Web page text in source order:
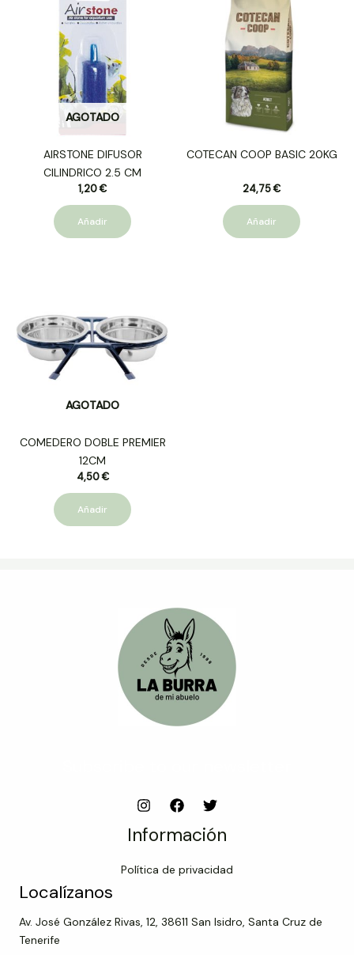
AGOTADO
AIRSTONE DIFUSOR
CILINDRICO 2.5 CM
1,20€
Añadir
COTECAN COOP BASIC 20KG
24,75€
Añadir
AGOTADO
COMEDERO DOBLE PREMIER
12CM
4,50€
Añadir
Información
Política de privacidad
Localízanos
Av. José González Rivas, 12, 38611 San Isidro, Santa Cruz de
Tenerife